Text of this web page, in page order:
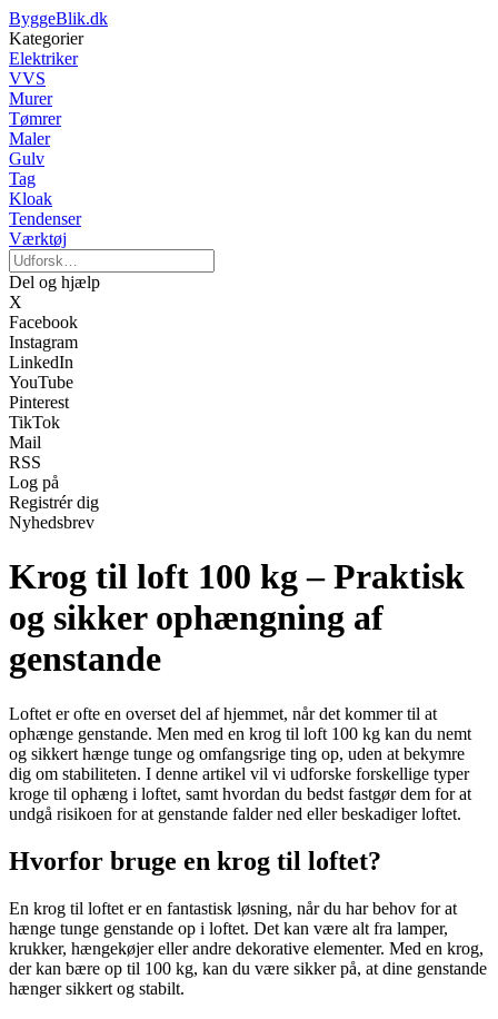
ByggeBlik.dk
Kategorier
Elektriker
VVS
Murer
Tømrer
Maler
Gulv
Tag
Kloak
Tendenser
Værktøj
Del og hjælp
X
Facebook
Instagram
LinkedIn
YouTube
Pinterest
TikTok
Mail
RSS
Log på
Registrér dig
Nyhedsbrev
Krog til loft 100 kg – Praktisk
og sikker ophængning af
genstande
Loftet er ofte en overset del af hjemmet, når det kommer til at
ophænge genstande. Men med en krog til loft 100 kg kan du nemt
og sikkert hænge tunge og omfangsrige ting op, uden at bekymre
dig om stabiliteten. I denne artikel vil vi udforske forskellige typer
kroge til ophæng i loftet, samt hvordan du bedst fastgør dem for at
undgå risikoen for at genstande falder ned eller beskadiger loftet.
Hvorfor bruge en krog til loftet?
En krog til loftet er en fantastisk løsning, når du har behov for at
hænge tunge genstande op i loftet. Det kan være alt fra lamper,
krukker, hængekøjer eller andre dekorative elementer. Med en krog,
der kan bære op til 100 kg, kan du være sikker på, at dine genstande
hænger sikkert og stabilt.